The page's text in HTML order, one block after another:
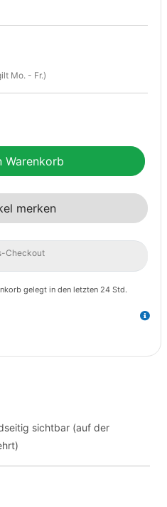
Mo. - Fr.)
Warenkorb
merken
Checkout
gelegt in den letzten 24 Std.
sichtbar (auf der